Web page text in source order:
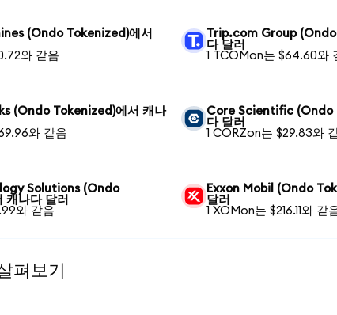
(Ondo Tokenized)에서
와 같음
Trip.com Group
다 달러
1 TCOMon는 $64.60와
(Ondo Tokenized)에서 캐나
와 같음
Core Scientific (Ondo
다 달러
1 CORZon는 $29.83와
Solutions (Ondo
캐나다 달러
와 같음
Exxon Mobil (Ondo
달러
1 XOMon는 $216.11와 같
펴보기